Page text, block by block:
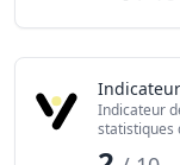
Indicateur
statistiques